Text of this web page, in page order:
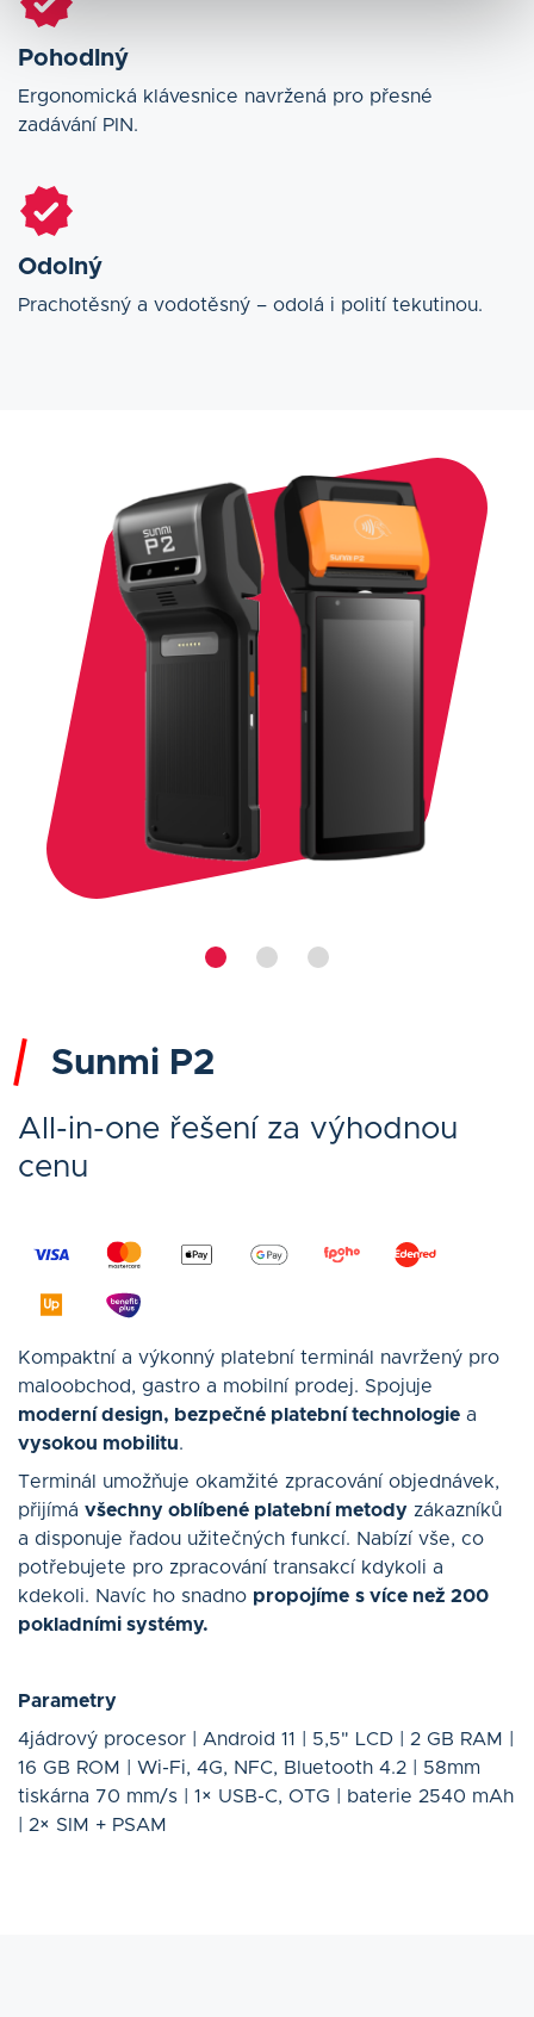
Pohodlný
Ergonomická klávesnice navržená pro přesné
zadávání PIN.
Odolný
Prachotěsný a vodotěsný – odolá i polití tekutinou.
Sunmi P2
All-in-one řešení za výhodnou
cenu
Kompaktní a výkonný platební terminál navržený pro
maloobchod, gastro a mobilní prodej. Spojuje
moderní design, bezpečné platební technologie a
vysokou mobilitu.
Terminál umožňuje okamžité zpracování objednávek,
přijímá všechny oblíbené platební metody zákazníků
a disponuje řadou užitečných funkcí. Nabízí vše, co
potřebujete pro zpracování transakcí kdykoli a
kdekoli. Navíc ho snadno propojíme s více než 200
pokladními systémy.
Parametry
4jádrový procesor | Android 11 | 5,5" LCD | 2 GB RAM |
16 GB ROM | Wi-Fi, 4G, NFC, Bluetooth 4.2 | 58mm
tiskárna 70 mm/s | 1× USB-C, OTG | baterie 2540 mAh
| 2× SIM + PSAM